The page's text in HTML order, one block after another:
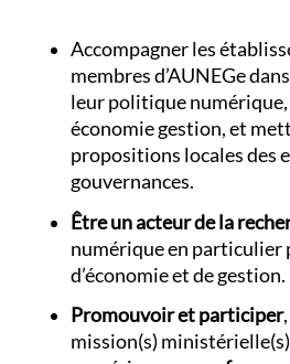
Accompagner les
membres d’AUNEGe
leur politique
économie gestion, et
propositions locales des
gouvernances.
Être un acteur de la
numérique en particulier
d’économie et de gestion.
Promouvoir et participer
mission(s) ministérielle(s)